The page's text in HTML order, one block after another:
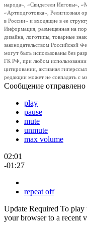
народа», «Свидетели Иеговы»,
«Артподготовка», Религиозная
в России» и входящие в ее
Информация, размещенная на
дизайна, логотипы, товарные
законодательством Российской
могут быть использованы без
ГК РФ, при любом использовании
цитировании, активная
редакции может не совпадать с
Сообщение отправлено
play
pause
mute
unmute
max volume
02:01
-01:27
repeat off
Update Required To play
your browser to a recent